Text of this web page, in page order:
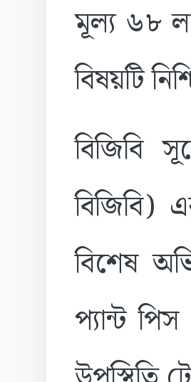
মূল্য ৬৮
বিষয়টি
বিজিবি
বিজিবি)
বিশেষ
প্যান্ট